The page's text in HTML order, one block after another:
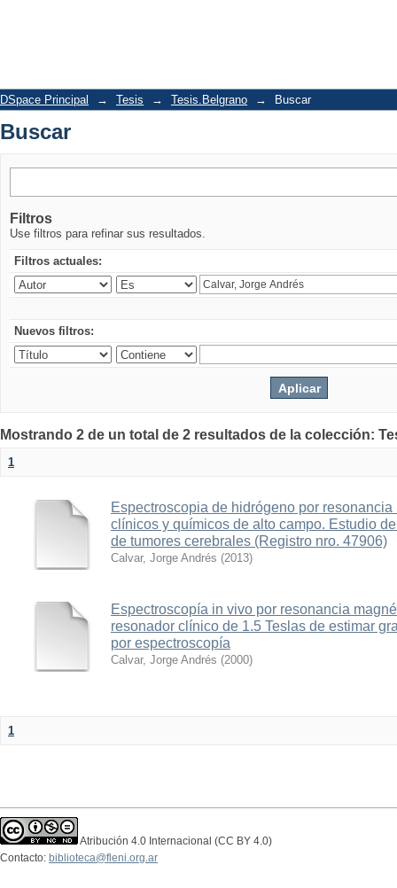
DSpace Principal → Tesis → Tesis.Belgrano → Buscar
Buscar
Filtros
Use filtros para refinar sus resultados.
Filtros actuales:
Nuevos filtros:
Mostrando 2 de un total de 2 resultados de la colección:
1
Espectroscopia de hidrógeno por
clínicos y químicos de alto campo. Estudio
de tumores cerebrales (Registro nro. 47906)
Calvar, Jorge Andrés (2013)
Espectroscopía in vivo por resonancia
resonador clínico de 1.5 Teslas de estimar
por espectroscopía
Calvar, Jorge Andrés (2000)
1
Atribución 4.0 Internacional (CC BY 4.0)
Contacto: biblioteca@fleni.org.ar